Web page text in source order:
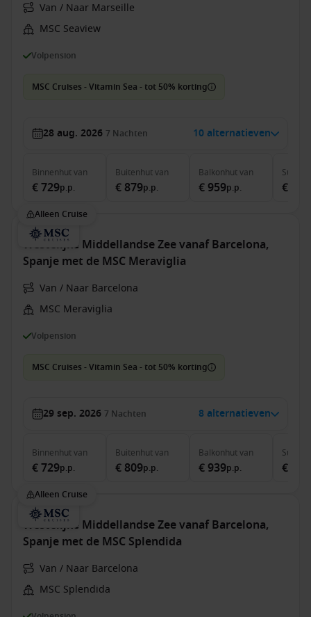
Van / Naar Marseille
MSC Seaview
Volpension
MSC Cruises - Vitamin Sea - tot 50% korting
28 aug. 2026 7 Nachten 10 alternatieven
Binnenhutvan
€ 729p.p.
Buitenhutvan
€ 879p.p.
Balkonhutvan
€ 959p.p.
Suite
€
Alleen Cruise
Westelijke Middellandse Zee vanaf Barcelona,
Spanje met de MSC Meraviglia
Van / Naar Barcelona
MSC Meraviglia
Volpension
MSC Cruises - Vitamin Sea - tot 50% korting
29 sep. 2026 7 Nachten 8 alternatieven
Binnenhutvan
€ 729p.p.
Buitenhutvan
€ 809p.p.
Balkonhutvan
€ 939p.p.
Suite
€
Alleen Cruise
Westelijke Middellandse Zee vanaf Barcelona,
Spanje met de MSC Splendida
Van / Naar Barcelona
MSC Splendida